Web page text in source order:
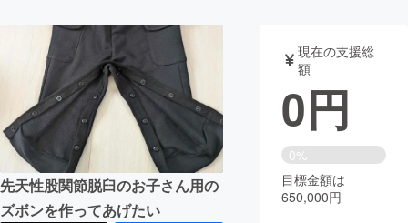
アート・写真 音楽
テクノロジー・ガジェット ゲーム・サ
映像・映画 書籍・雑誌
ビジネス・起業 チャレンジ
先天性股関節脱臼のお子さん用の
ズボンを作ってあげたい
現在の支援総
額
0円
0%
目標金額は
650,000円